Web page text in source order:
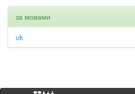
за мовами
uk